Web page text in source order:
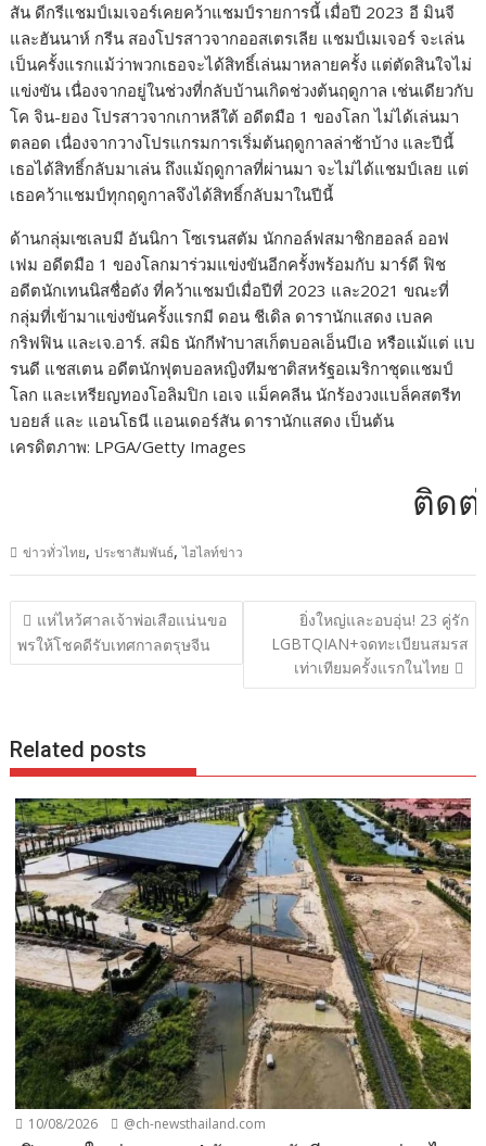
สัน ดีกรีแชมป์เมเจอร์เคยคว้าแชมป์รายการนี้ เมื่อปี 2023 อี มินจี
และฮันนาห์ กรีน สองโปรสาวจากออสเตรเลีย แชมป์เมเจอร์ จะเล่น
เป็นครั้งแรกแม้ว่าพวกเธอจะได้สิทธิ์เล่นมาหลายครั้ง แต่ตัดสินใจไม่
แข่งขัน เนื่องจากอยู่ในช่วงที่กลับบ้านเกิดช่วงต้นฤดูกาล เช่นเดียวกับ
โค จิน-ยอง โปรสาวจากเกาหลีใต้ อดีตมือ 1 ของโลก ไม่ได้เล่นมา
ตลอด เนื่องจากวางโปรแกรมการเริ่มต้นฤดูกาลล่าช้าบ้าง และปีนี้
เธอได้สิทธิ์กลับมาเล่น ถึงแม้ฤดูกาลที่ผ่านมา จะไม่ได้แชมป์เลย แต่
เธอคว้าแชมป์ทุกฤดูกาลจึงได้สิทธิ์กลับมาในปีนี้
ด้านกลุ่มเซเลบมี อันนิกา โซเรนสตัม นักกอล์ฟสมาชิกฮอลล์ ออฟ
เฟม อดีตมือ 1 ของโลกมาร่วมแข่งขันอีกครั้งพร้อมกับ มาร์ดี ฟิช
อดีตนักเทนนิสชื่อดัง ที่คว้าแชมป์เมื่อปีที่ 2023 และ2021 ขณะที่
กลุ่มที่เข้ามาแข่งขันครั้งแรกมี ดอน ชีเดิล ดารานักแสดง เบลค
กริฟฟิน และเจ.อาร์. สมิธ นักกีฬาบาสเก็ตบอลเอ็นบีเอ หรือแม้แต่ แบ
รนดี แชสเตน อดีตนักฟุตบอลหญิงทีมชาติสหรัฐอเมริกาชุดแชมป์
โลก และเหรียญทองโอลิมปิก เอเจ แม็คคลีน นักร้องวงแบล็คสตรีท
บอยส์ และ แอนโธนี แอนเดอร์สัน ดารานักแสดง เป็นต้น
เครดิตภาพ: LPGA/Getty Images
ติดต่อโ
ข่าวทั่วไทย,ประชาสัมพันธ์,ไฮไลท์ข่าว
แนะแนว
เรื่อง
แห่ไหว้ศาลเจ้าพ่อเสือแน่นขอ
พรให้โชคดีรับเทศกาลตรุษจีน
ยิ่งใหญ่และอบอุ่น! 23 คู่รัก
LGBTQIAN+จดทะเบียนสมรส
เท่าเทียมครั้งแรกในไทย
Related posts
10/08/2026 @ch-newsthailand.com